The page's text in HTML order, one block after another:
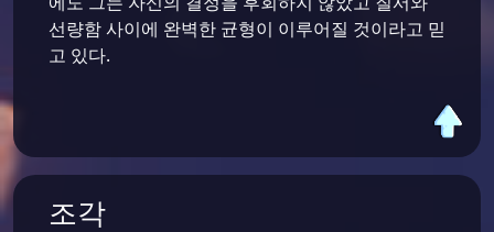
선량함 사이에 완벽한 균형이 이루어질 것이라고 믿
고 있다.
조각